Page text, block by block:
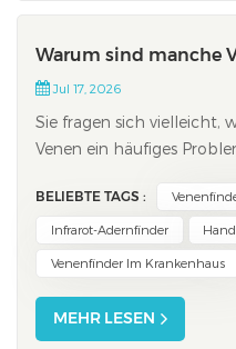
Warum sind manche
Jul 17, 2026
Sie fragen sich vielleicht,
Venen ein häufiges
kennen dieses
Flüssigkeitszufuhr und
Rolle. Manche Menschen
BELIEBTE TAGS :
Infrarot-Adernfinder
Venenfinder Im Krankenhaus
MEHR LESEN